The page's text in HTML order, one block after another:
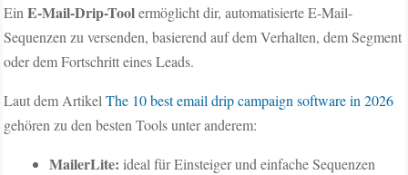
EinE-Mail-Drip-Toolermöglicht dir, automatisierte E-Mail-
Sequenzen zu versenden, basierend auf dem Verhalten, dem Segment
oder dem Fortschritt eines Leads.
Laut dem ArtikelThe 10 best email drip campaign software in 2026
gehören zu den besten Tools unter anderem:
MailerLite: ideal für Einsteiger und einfache Sequenzen